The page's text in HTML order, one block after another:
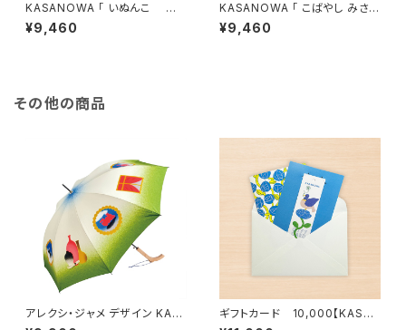
KASANOWA 「 いぬんこ デ
ザイン " 桃太郎 " 」 Kids傘
¥9,460
KASANOWA 「 こばやし みさを
デザイン " 長靴をはいた猫
" 」 Kids傘
¥9,460
その他の商品
アレクシ・ジャメ デザイン KAS
ANOWA-Mine-傘「雨のメリー
ギフトカード 10,000【KASAN
OWA GIFT 100】